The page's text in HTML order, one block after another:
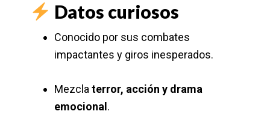
Datos curiosos
Conocido por sus combates
impactantes y giros inesperados.
Mezcla terror, acción y drama
emocional .